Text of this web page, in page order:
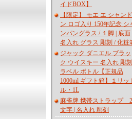
イドBOX】
【限定】 モエ エ シャンド
ン ロゴ入り 150年記念 シ
ンパングラス / １脚 | 底面
名入れ グラス 彫刻 / 化粧
ジャック ダニエル ブラッ
ク ウイスキー 名入れ 彫刻
ラベル ボトル【正規品
1000ml ギフト箱】１リッ
ル・1L
麻雀牌 携帯ストラップ 2
文字 | 名入れ 彫刻